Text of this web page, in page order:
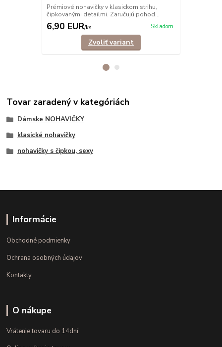
Prémiové nohavičky v klasickom strihu,
čipkovanými detailmi. Zaručujú pohod...
6,90 EUR/ks Skladom
Zvoliť variant
Tovar zaradený v kategóriách
Dámske NOHAVIČKY
klasické nohavičky
nohavičky s čipkou, sexy
Informácie
Obchodné podmienky
Ochrana osobných údajov
Kontakty
O nákupe
Vrátenie tovaru do 14dní